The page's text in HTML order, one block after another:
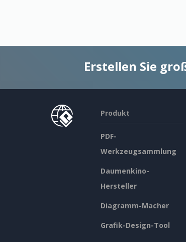
Erstellen Sie
Produkt
PDF-
Werkzeugsammlung
Daumenkino-
Hersteller
Diagramm-Macher
Grafik-Design-Tool